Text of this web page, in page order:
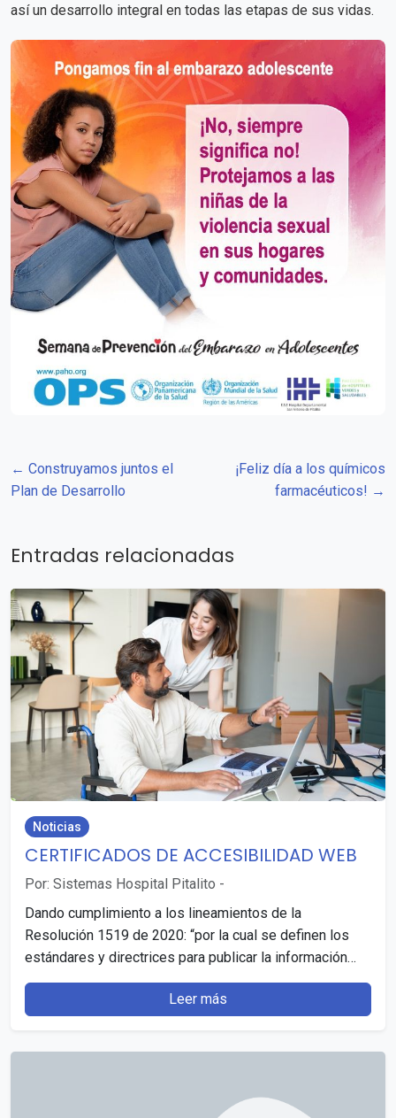
así un desarrollo integral en todas las etapas de sus vidas.
← Construyamos juntos el
Plan de Desarrollo
¡Feliz día a los químicos
farmacéuticos! →
Entradas relacionadas
Noticias
CERTIFICADOS DE ACCESIBILIDAD WEB
Por: Sistemas Hospital Pitalito -
Dando cumplimiento a los lineamientos de la
Resolución 1519 de 2020: “por la cual se definen los
estándares y directrices para publicar la información…
Leer más